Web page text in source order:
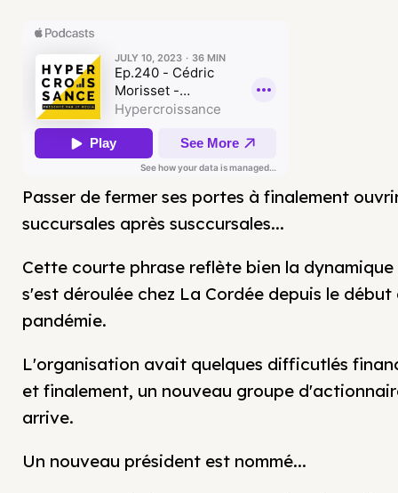
Passer de fermer ses portes à finalement
succursales après susccursales...
Cette courte phrase reflète bien la dynamique
s'est déroulée chez La Cordée depuis le début
pandémie.
L'organisation avait quelques difficutlés
et finalement, un nouveau groupe
arrive.
Un nouveau président est nommé...